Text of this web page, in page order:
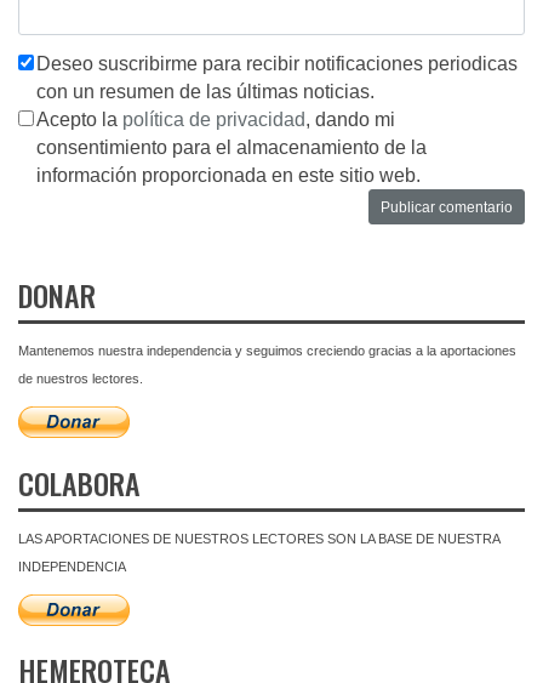
Deseo suscribirme para recibir notificaciones periodicas
con un resumen de las últimas noticias.
Acepto la política de privacidad, dando mi
consentimiento para el almacenamiento de la
información proporcionada en este sitio web.
DONAR
Mantenemos nuestra independencia y seguimos creciendo gracias a la aportaciones
de nuestros lectores.
COLABORA
LAS APORTACIONES DE NUESTROS LECTORES SON LA BASE DE NUESTRA
INDEPENDENCIA
HEMEROTECA